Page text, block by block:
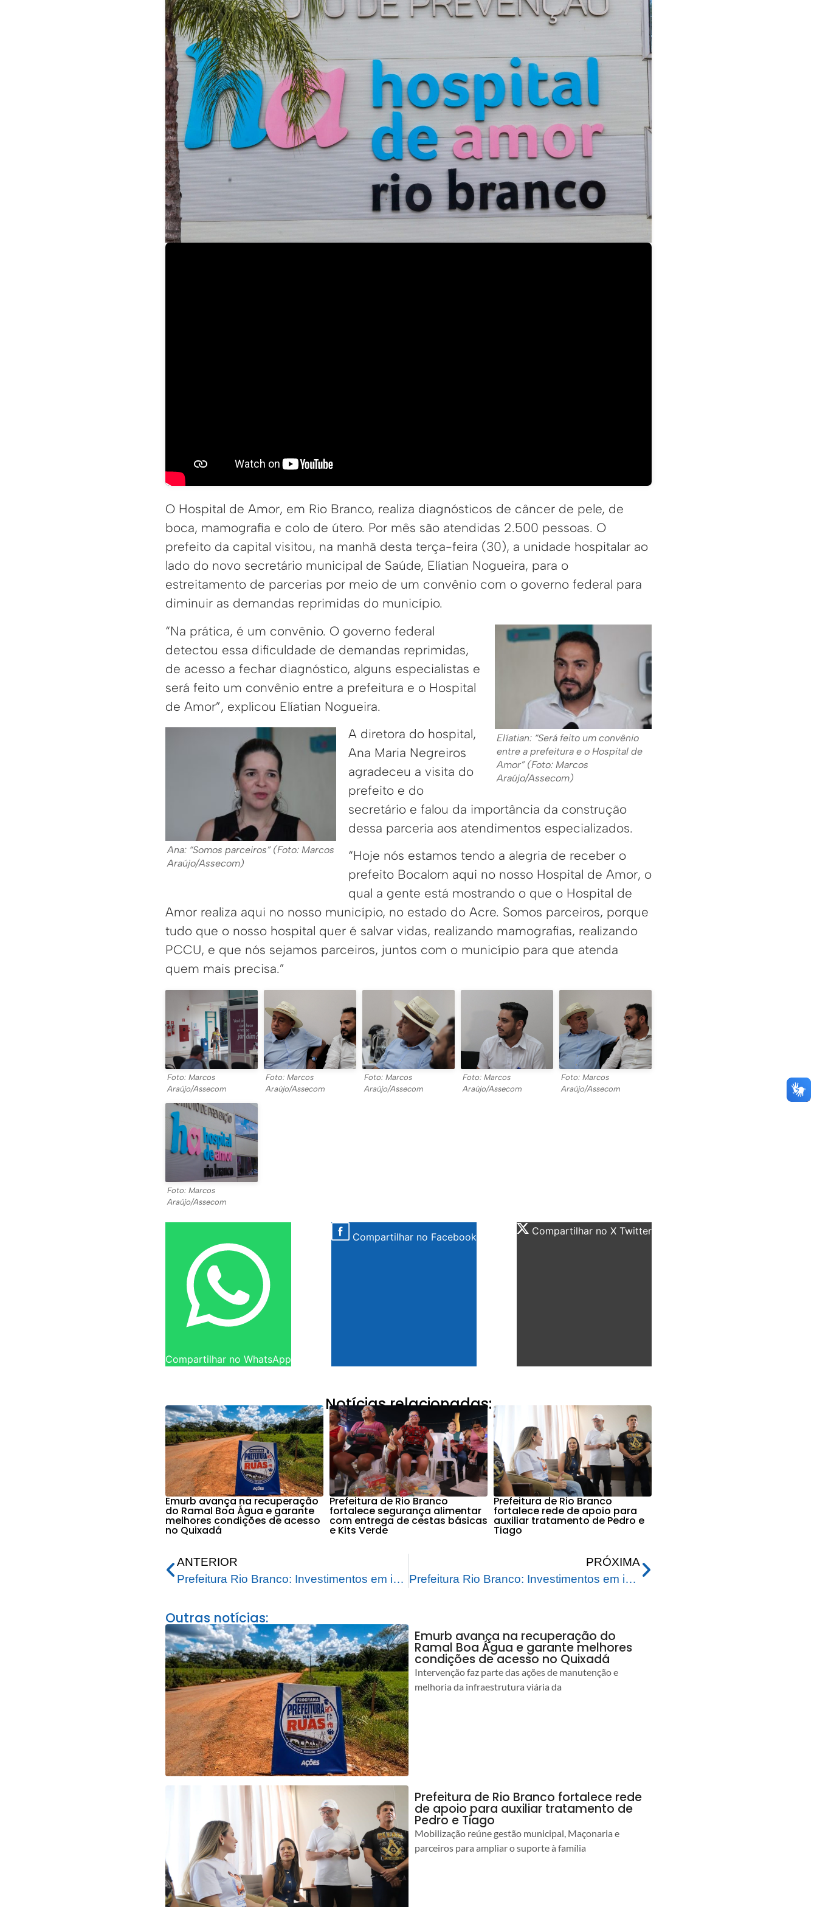
O Hospital de Amor, em Rio Branco, realiza diagnósticos de câncer de pele, de
boca, mamografia e colo de útero. Por mês são atendidas 2.500 pessoas. O
prefeito da capital visitou, na manhã desta terça-feira (30), a unidade hospitalar ao
lado do novo secretário municipal de Saúde, Elíatian Nogueira, para o
estreitamento de parcerias por meio de um convênio com o governo federal para
diminuir as demandas reprimidas do município.
Elíatian: “Será feito um convênio
entre a prefeitura e o Hospital de
Amor” (Foto: Marcos
Araújo/Assecom)
“Na prática, é um convênio. O governo federal
detectou essa dificuldade de demandas reprimidas,
de acesso a fechar diagnóstico, alguns especialistas e
será feito um convênio entre a prefeitura e o Hospital
de Amor”, explicou Elíatian Nogueira.
Ana: “Somos parceiros” (Foto: Marcos
Araújo/Assecom)
A diretora do hospital,
Ana Maria Negreiros
agradeceu a visita do
prefeito e do
secretário e falou da importância da construção
dessa parceria aos atendimentos especializados.
“Hoje nós estamos tendo a alegria de receber o
prefeito Bocalom aqui no nosso Hospital de Amor, o
qual a gente está mostrando o que o Hospital de
Amor realiza aqui no nosso município, no estado do Acre. Somos parceiros, porque
tudo que o nosso hospital quer é salvar vidas, realizando mamografias, realizando
PCCU, e que nós sejamos parceiros, juntos com o município para que atenda
quem mais precisa.”
Foto: Marcos
Araújo/Assecom
Foto: Marcos
Araújo/Assecom
Foto: Marcos
Araújo/Assecom
Foto: Marcos
Araújo/Assecom
Foto: Marcos
Araújo/Assecom
Foto: Marcos
Araújo/Assecom
Compartilhar no WhatsApp
Compartilhar no Facebook Compartilhar no X Twitter
Notícias relacionadas:
Emurb avança na recuperação
do Ramal Boa Água e garante
melhores condições de acesso
no Quixadá
Prefeitura de Rio Branco
fortalece segurança alimentar
com entrega de cestas básicas
e Kits Verde
Prefeitura de Rio Branco
fortalece rede de apoio para
auxiliar tratamento de Pedro e
Tiago
ANTERIOR
Prefeitura Rio Branco: Investimentos em infraestrutura transformam a cidade
PRÓXIMA
Prefeitura Rio Branco: Investimentos em infraestrutura transformam a cidade
Outras notícias:
Emurb avança na recuperação do
Ramal Boa Água e garante melhores
condições de acesso no Quixadá
Intervenção faz parte das ações de manutenção e
melhoria da infraestrutura viária da
Prefeitura de Rio Branco fortalece rede
de apoio para auxiliar tratamento de
Pedro e Tiago
Mobilização reúne gestão municipal, Maçonaria e
parceiros para ampliar o suporte à família